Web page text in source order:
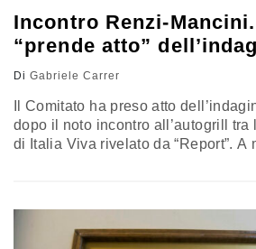
Incontro Renzi-
“prende atto”
Di Gabriele Carrer
Il Comitato ha preso atto
dopo il noto incontro all’autogrill tra
di Italia Viva rivelato da “Report”. A